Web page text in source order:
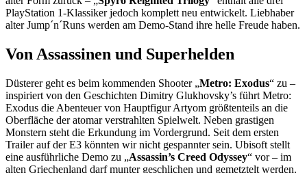
PlayStation 1-Klassiker jedoch komplett neu entwickelt. Liebhaber
alter Jump´n´Runs werden am Demo-Stand ihre helle Freude haben.
Von Assassinen und Superhelden
Düsterer geht es beim kommenden Shooter „Metro: Exodus“ zu –
inspiriert von den Geschichten Dimitry Glukhovsky’s führt Metro:
Exodus die Abenteuer von Hauptfigur Artyom größtenteils an die
Oberfläche der atomar verstrahlten Spielwelt. Neben grastigen
Monstern steht die Erkundung im Vordergrund. Seit dem ersten
Trailer auf der E3 könnten wir nicht gespannter sein. Ubisoft stellt
eine ausführliche Demo zu „Assassin’s Creed Odyssey“ vor – im
alten Griechenland darf munter geschlichen und gemetztelt werden.